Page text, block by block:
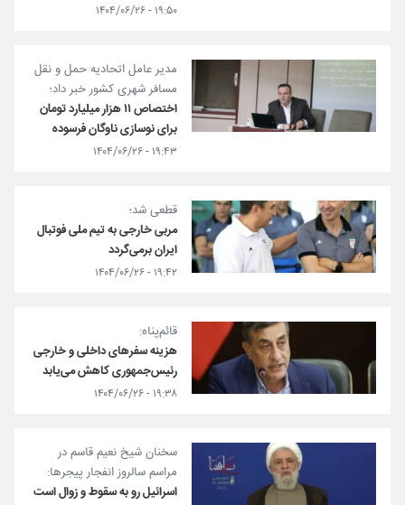
۱۹:۵۰ - ۱۴۰۴/۰۶/۲۶
مدیر عامل اتحادیه حمل‌ و نقل
مسافر شهری کشور خبر داد؛
اختصاص ۱۱ هزار میلیارد تومان
برای نوسازی ناوگان فرسوده
۱۹:۴۳ - ۱۴۰۴/۰۶/۲۶
قطعی شد؛
مربی خارجی به تیم ملی فوتبال
ایران برمی‌گردد
۱۹:۴۲ - ۱۴۰۴/۰۶/۲۶
قائم‌پناه:
هزینه سفرهای داخلی و خارجی
رئیس‌جمهوری کاهش می‌یابد
۱۹:۳۸ - ۱۴۰۴/۰۶/۲۶
سخنان شیخ نعیم قاسم در
مراسم سالروز انفجار پیجرها:
اسرائیل رو به سقوط و زوال است